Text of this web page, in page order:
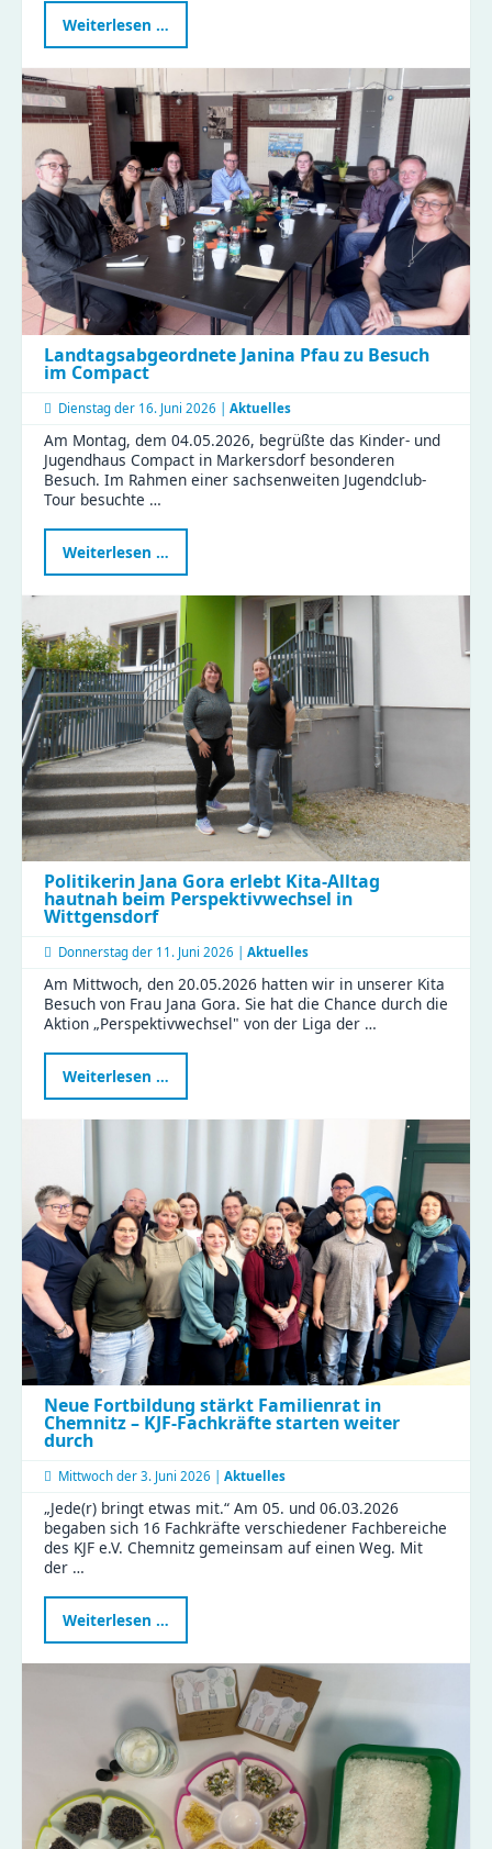
Weiterlesen …
Graffitiwand
am
ZWO
eröffnet
–
Platz
für
eure
Streetart
Landtagsabgeordnete Janina Pfau zu Besuch
im Compact
Dienstag der 16. Juni 2026 | Aktuelles
Am Montag, dem 04.05.2026, begrüßte das Kinder- und
Jugendhaus Compact in Markersdorf besonderen
Besuch. Im Rahmen einer sachsenweiten Jugendclub-
Tour besuchte …
Weiterlesen …
Janina
zu
Besuch
im
Compact
Politikerin Jana Gora erlebt Kita-Alltag
hautnah beim Perspektivwechsel in
Wittgensdorf
Donnerstag der 11. Juni 2026 | Aktuelles
Am Mittwoch, den 20.05.2026 hatten wir in unserer Kita
Besuch von Frau Jana Gora. Sie hat die Chance durch die
Aktion „Perspektivwechsel" von der Liga der …
Weiterlesen …
Jana
Gora
Alltag
hautnah
beim
Perspektivwechsel
in
Wittgensdorf
Neue Fortbildung stärkt Familienrat in
Chemnitz – KJF-Fachkräfte starten weiter
durch
Mittwoch der 3. Juni 2026 | Aktuelles
„Jede(r) bringt etwas mit.“ Am 05. und 06.03.2026
begaben sich 16 Fachkräfte verschiedener Fachbereiche
des KJF e.V. Chemnitz gemeinsam auf einen Weg. Mit
der …
Weiterlesen …
Fortbildung
stärkt
Familienrat
in
Chemnitz
–
KJF-
Fachkräfte
starten
weiter
durch